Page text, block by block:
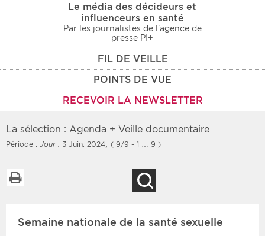
Le média des décideurs et
influenceurs en santé
Par les journalistes de l'agence de
presse PI+
FIL DE VEILLE
POINTS DE VUE
RECEVOIR LA NEWSLETTER
Rendez-vous des 7
Type d'information
Rendez-vous
La sélection : Agenda + Veille documentaire
Période : Jour : 3 Juin. 2024, ( 9/9 - 1 … 9 )
Semaine nationale de la santé sexuelle